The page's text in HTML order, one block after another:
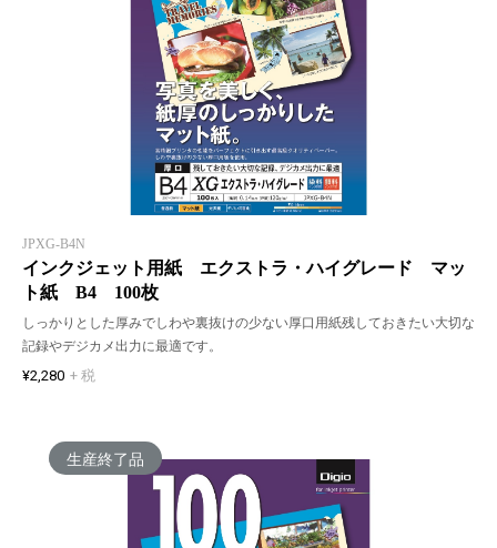
JPXG-B4N
インクジェット用紙 エクストラ・ハイグレード マッ
ト紙 B4 100枚
しっかりとした厚みでしわや裏抜けの少ない厚口用紙残しておきたい大切な
記録やデジカメ出力に最適です。
¥2,280 + 税
生産終了品